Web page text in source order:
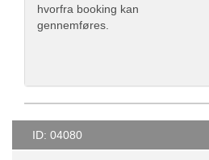
hvorfra booking kan
gennemføres.
ID: 04080